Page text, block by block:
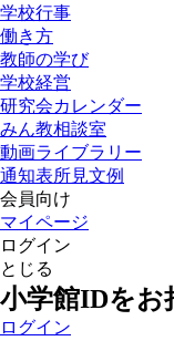
学校行事
働き方
教師の学び
学校経営
研究会カレンダー
みん教相談室
動画ライブラリー
通知表所見文例
会員向け
マイページ
ログイン
とじる
小学館IDをお
ログイン